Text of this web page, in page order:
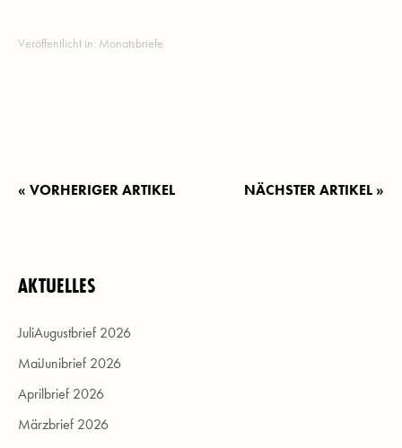
Veröffentlicht in: Monatsbriefe
NÄCHSTER ARTIKEL »
« VORHERIGER ARTIKEL
AKTUELLES
JuliAugustbrief 2026
MaiJunibrief 2026
Aprilbrief 2026
Märzbrief 2026